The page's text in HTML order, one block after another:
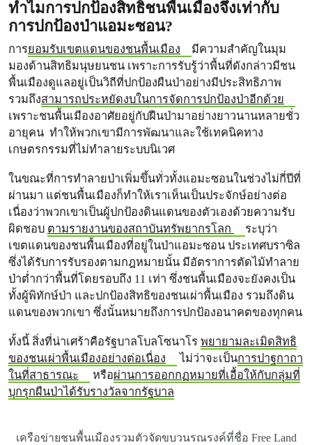
ทำไมการปกป้องสิทธิชนพื้นเมืองจึงเท่ากับ
การปกป้องป่าแอมะซอน?
การยอมรับเขตแดนของชนพื้นเมือง
มีความสำคัญในมุม
มองด้านสิทธิมนุษยนชน เพราะการรับรู้ว่าพื้นที่ดังกล่าวมีชน
พื้นเมืองดูแลอยู่เป็นวิถีที่ปกป้องผืนป่าอย่างมีประสิทธิภาพ
รวมถึงสามารถประหยัดงบในการจัดการปกป้องป่าอีกด้วย
เพราะชนพื้นเมืองอาศัยอยู่กับฝืนป่ามาอย่างยาวนานหลายชั่ว
อายุคน ทำให้พวกเขามีการพัฒนาและใช้เทคนิคทาง
เกษตรกรรมที่ไม่ทำลายระบบนิเวศ
ในขณะที่การทำลายป่าเพิ่มขึ้นทั่วทั้งแอมะซอนในช่วงไม่กี่ปีที่
ผ่านมา แต่ชนพื้นเมืองก็ทำให้เราเห็นเป็นประจักษ์อย่างต่อ
เนื่องว่าพวกเขาเป็นผู้ปกป้องดินแดนของตัวเองด้วยความรับ
ผิดชอบ ตามรายงานของสถาบันทรัพยากรโลก
ระบุว่า
เขตแดนของชนพื้นเมืองที่อยู่ในป่าแอมะซอน ประเทศบราซิล
ซึ่งได้รับการรับรองตามกฎหมายนั้น มีอัตราการตัดไม้ทำลาย
ป่าต่ำกว่าพื้นที่โดยรอบถึง 11 เท่า ซึ่งชนพื้นเมืองจะยังคงเป็น
ทั้งผู้พิทักษ์ป่า และปกป้องสิทธิของชนเผ่าพื้นเมือง รวมถึงดิน
แดนของพวกเขา ซึ่งนั้นหมายถึงการปกป้องอนาคตของทุกคน
ทั้งนี้ สิ่งที่น่าเศร้าคือรัฐบาลโบลโซนาโร พยายามละเมิดสิทธิ
ของชนเผ่าพื้นเมืองอย่างต่อเนื่อง
ไม่ว่าจะเป็นการปาฐกาถา
ในที่สาธารณะ
หรือผ่านการออกกฏหมายที่เอื้อให้กับกลุ่มที่
บุกรุกผืนป่าได้รับรางวัลจากรัฐบาล
เครือข่ายชนพื้นเมืองรวมตัวจัดขบวนรณรงค์ที่ชื่อ Free Land